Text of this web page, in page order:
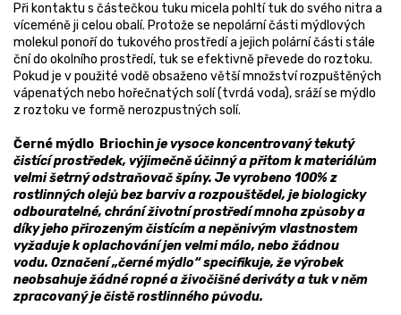
Při kontaktu s částečkou tuku micela pohltí tuk do svého nitra a
víceméně ji celou obalí. Protože se nepolární části mýdlových
molekul ponoří do tukového prostředí a jejich polární části stále
ční do okolního prostředí, tuk se efektivně převede do roztoku.
Pokud je v použité vodě obsaženo větší množství rozpuštěných
vápenatých nebo hořečnatých solí (tvrdá voda), sráží se mýdlo
z roztoku ve formě nerozpustných solí.
Černé mýdlo Briochinje vysoce koncentrovaný tekutý
čistící prostředek, výjimečně účinný a přitom k materiálům
velmi šetrný odstraňovač špíny. Je vyrobeno 100% z
rostlinných olejů bez barviv a rozpouštědel, je biologicky
odbouratelné, chrání životní prostředí mnoha způsoby a
díky jeho přirozeným čistícím a nepěnivým vlastnostem
vyžaduje k oplachování jen velmi málo, nebo žádnou
vodu. Označení „černé mýdlo“ specifikuje, že výrobek
neobsahuje žádné ropné a živočišné deriváty a tuk v něm
zpracovaný je čistě rostlinného původu.